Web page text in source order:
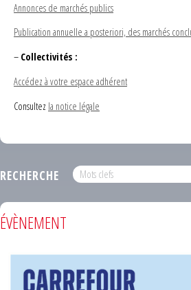
Annonces de marchés publics
Publication annuelle a posteriori, des marchés
– Collectivités :
Accédez à votre espace adhérent
Consultez la notice légale
RECHERCHE
ÉVÈNEMENT